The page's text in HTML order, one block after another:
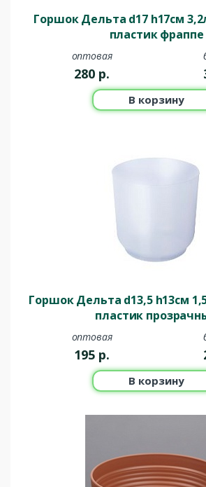
Горшок Дельта d17 h17см
пластик фраппе
оптовая
280 р.
В корзину
Горшок Дельта d13,5 h13см
пластик
оптовая
195 р.
В корзину